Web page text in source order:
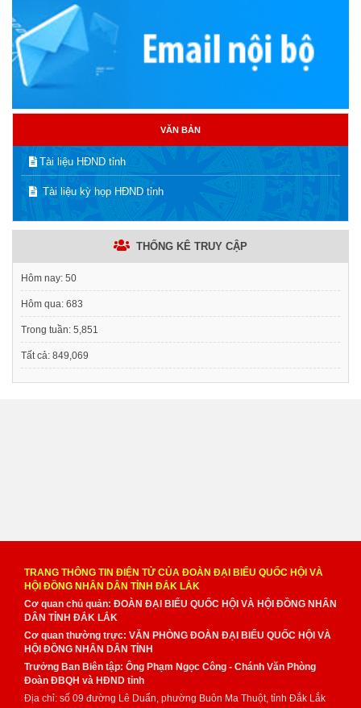
VĂN BẢN
Tài liệu HĐND tỉnh
Tài liệu kỳ họp HĐND tỉnh
THỐNG KÊ TRUY CẬP
Hôm nay: 50
Hôm qua: 683
Trong tuần: 5,851
Tất cả: 849,069
TRANG THÔNG TIN ĐIỆN TỬ CỦA ĐOÀN ĐẠI BIỂU QUỐC HỘI VÀ
HỘI ĐỒNG NHÂN DÂN TỈNH ĐẮK LẮK
Cơ quan chủ quản: ĐOÀN ĐẠI BIỂU QUỐC HỘI VÀ HỘI ĐỒNG NHÂN
DÂN TỈNH ĐẮK LẮK
Cơ quan thường trực: VĂN PHÒNG ĐOÀN ĐẠI BIỂU QUỐC HỘI VÀ
HỘI ĐỒNG NHÂN DÂN TỈNH
Trưởng Ban Biên tập: Ông Phạm Ngọc Công - Chánh Văn Phòng
Đoàn ĐBQH và HĐND tỉnh
Địa chỉ: số 09 đường Lê Duẩn, phường Buôn Ma Thuột, tỉnh Đắk Lắk